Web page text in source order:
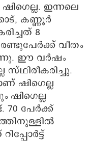
ഇന്നലെ
കണ്ണൂര്‍
8
വീതം
ഈ വര്‍ഷം
സ്ഥിരീകരിച്ചു.
ഷിഗെല്ല
ഷിഗെല്ല
70 പേര്‍ക്ക്